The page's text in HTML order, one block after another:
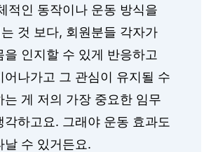
적인 동작이나 운동 방식을
것 보다, 회원분들 각자가
을 인지할 수 있게 반응하고
어나가고 그 관심이 유지될 수
는 게 저의 가장 중요한 임무
각하고요. 그래야 운동 효과도
날 수 있거든요.